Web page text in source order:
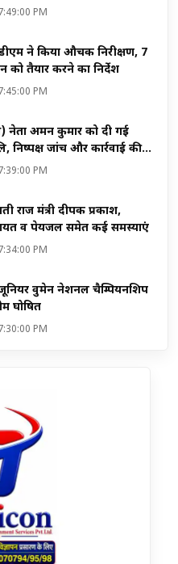
PM
ने किया औचक निरीक्षण, 7
तैयार करने का निर्देश
PM
नेता अमन कुमार को दी गई
निष्पक्ष जांच और कार्रवाई की
PM
राज मंत्री दीपक प्रकाश,
व पेयजल समेत कई समस्याएं
PM
जूनियर वुमेन नेशनल चैम्पियनशिप
घोषित
PM